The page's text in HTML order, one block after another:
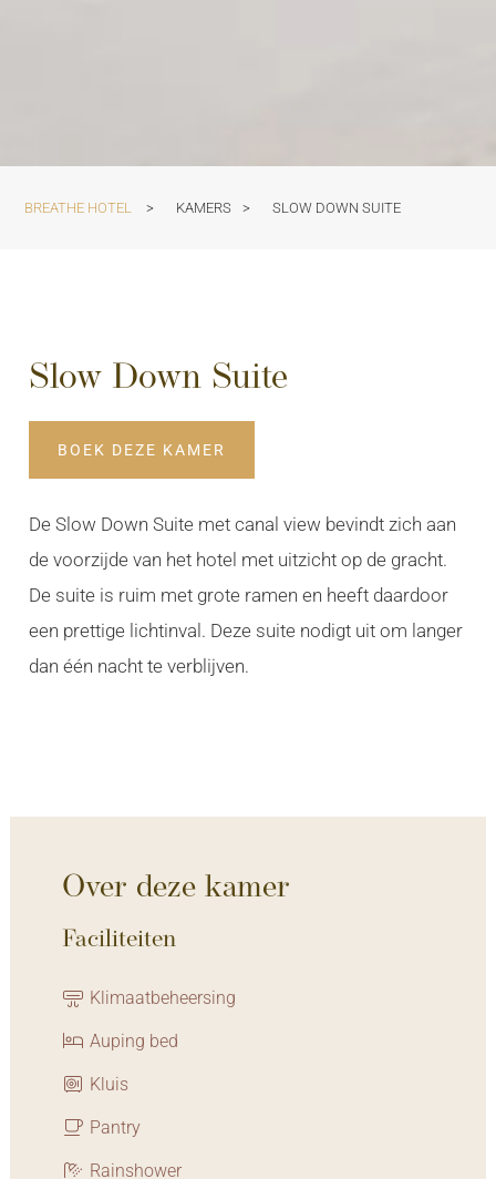
BREATHE HOTEL > KAMERS > SLOW DOWN SUITE
Slow Down Suite
BOEK DEZE KAMER
De Slow Down Suite met canal view bevindt zich aan
de voorzijde van het hotel met uitzicht op de gracht.
De suite is ruim met grote ramen en heeft daardoor
een prettige lichtinval. Deze suite nodigt uit om langer
dan één nacht te verblijven.
Over deze kamer
Faciliteiten
Klimaatbeheersing
Auping bed
Kluis
Pantry
Rainshower